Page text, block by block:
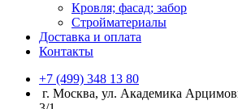
Кровля; фасад; забор
Стройматериалы
Доставка и оплата
Контакты
+7 (499) 348 13 80
г. Москва, ул. Академика